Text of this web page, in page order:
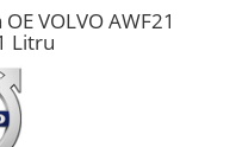
VOLVO AWF21
Litru